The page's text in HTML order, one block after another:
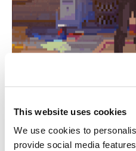
This website uses cookies
We use cookies to
provide social media